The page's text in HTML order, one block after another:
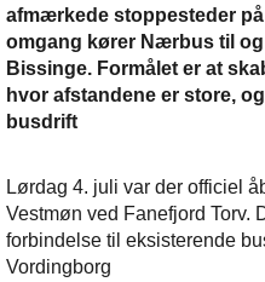
afmærkede stoppesteder
omgang kører Nærbus til
Bissinge. Formålet er at
hvor afstandene er store,
busdrift
Lørdag 4. juli var der officiel
Vestmøn ved Fanefjord Torv.
forbindelse til eksisterende
Vordingborg